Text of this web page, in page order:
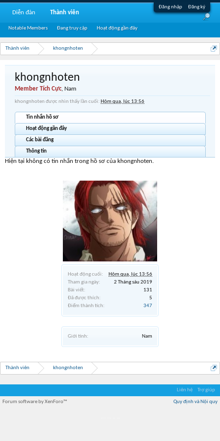
Đăng nhập Đăng ký
Thành viên khongnhoten
Hoạt động cuối:
Hôm qua, lúc 13:56
Tham gia ngày:
2 Tháng sáu 2019
Bài viết:
131
Đã được thích:
5
Điểm thành tích:
347
Giới tính: Nam
khongnhoten
Member Tích Cực, Nam
khongnhoten được nhìn thấy lần cuối: Hôm qua, lúc 13:56
Tin nhắn hồ sơ
Hoạt động gần đây
Các bài đăng
Thông tin
Hiện tại không có tin nhắn trong hồ sơ của khongnhoten.
Thành viên khongnhoten
Diễn đàn Thành viên
Notable Members Đang truy cập Hoạt động gần đây
Liên hệ Trợ giúp
Quy định và Nội quy
Forum software by XenForo™